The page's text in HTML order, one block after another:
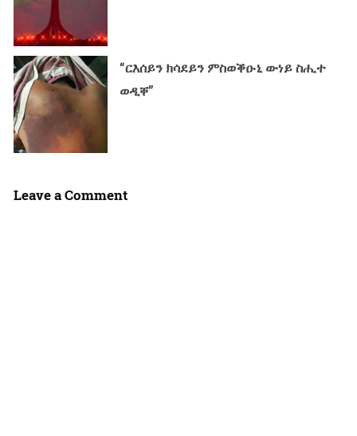
“ርእሰይን ክሳደይን ምስወቕዑኒ ውነይ ስሒተ
ወዲቐ”
Leave a Comment